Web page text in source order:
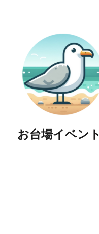
お台場イベン